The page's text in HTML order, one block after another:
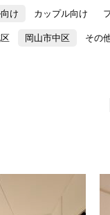
け カップル向け
岡山市中区 その